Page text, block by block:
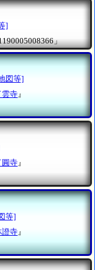
]
」
図等]
雲寺』
圓寺』
等]
證寺 』